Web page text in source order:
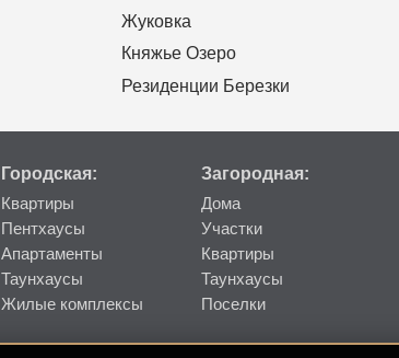
Жуковка
Княжье Озеро
Резиденции Березки
Городская:
Квартиры
Пентхаусы
Апартаменты
Таунхаусы
Жилые комплексы
Загородная:
Дома
Участки
Квартиры
Таунхаусы
Поселки